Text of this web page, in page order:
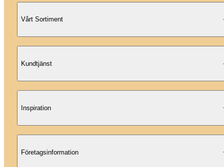
Vårt Sortiment
Kundtjänst
Inspiration
Företagsinformation